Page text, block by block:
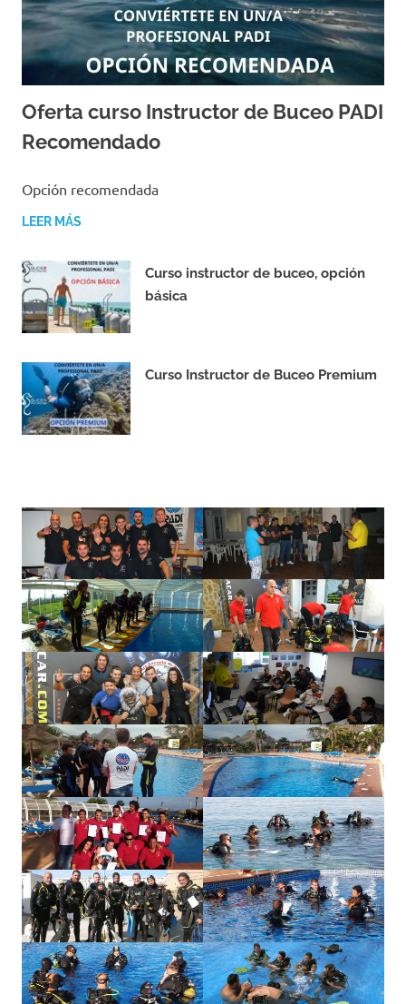
Oferta curso Instructor de Buceo PADI
Recomendado
Opción recomendada
LEER MÁS
Curso instructor de buceo, opción
básica
Curso Instructor de Buceo Premium